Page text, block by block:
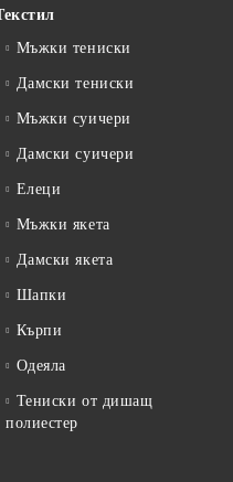
Мъжки тениски
Дамски тениски
Мъжки суичери
Дамски суичери
Елеци
Мъжки якета
Дамски якета
Шапки
Кърпи
Одеяла
Тениски от дишащ
полиестер